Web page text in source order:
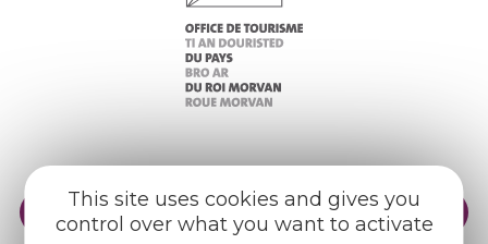
This site uses cookies and gives you
control over what you want to activate
Practical info
Our reception areas